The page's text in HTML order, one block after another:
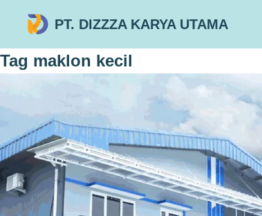
PT. DIZZZA KARYA UTAMA
Tag maklon kecil